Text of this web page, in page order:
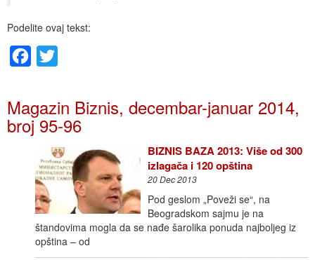
Podelite ovaj tekst:
Facebook
Magazin Biznis, decembar-januar 2014,
broj 95-96
BIZNIS BAZA 2013: Više od 300
izlagača i 120 opština
20 Dec 2013
Pod geslom „Poveži se“, na
Beogradskom sajmu je na
štandovima mogla da se nađe šarolika ponuda najboljeg iz
opština – od